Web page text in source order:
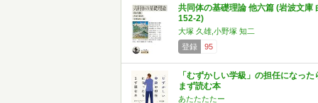
共同体の基礎理論 他六篇 (岩波文庫
152-2)
大塚 久雄,小野塚 知二
登録
95
「むずかしい学級」の担任になった
まず読む本
あたたたたー